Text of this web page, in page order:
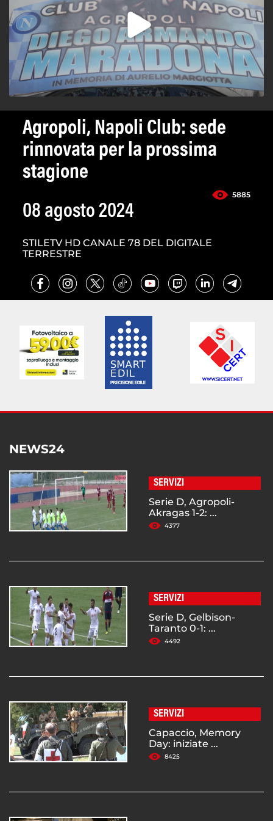
Agropoli, Napoli Club: sede
rinnovata per la prossima
stagione
5885
08 agosto 2024
STILETV HD CANALE 78 DEL DIGITALE
TERRESTRE
NEWS24
SERVIZI
Serie D, Agropoli-
Akragas 1-2: ...
4377
SERVIZI
Serie D, Gelbison-
Taranto 0-1: ...
4492
SERVIZI
Capaccio, Memory
Day: iniziate ...
8425